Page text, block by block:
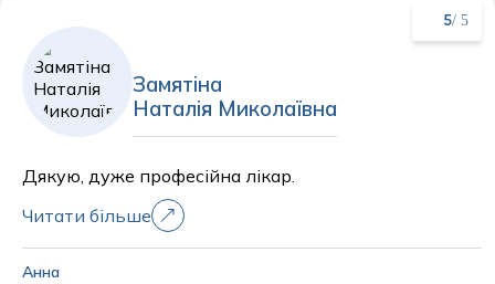
5/ 5
Замятіна
Наталія Миколаївна
Дякую, дуже професійна лікар.
Читати більше
Анна